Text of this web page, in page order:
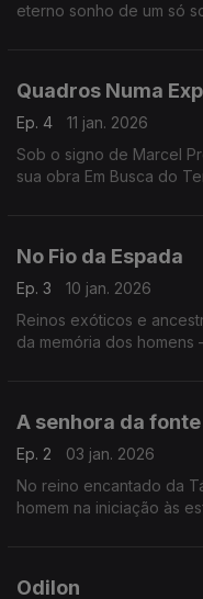
eterno sonho de um só
Quadros Numa
Ep. 4
11 jan. 2026
Sob o signo de Marcel
sua obra Em Busca do
No Fio da Espada
Ep. 3
10 jan. 2026
Reinos exóticos e
da memória dos homens
A senhora da fonte
Ep. 2
03 jan. 2026
No reino encantado da
homem na iniciação às esferas das forças primordiais e do seu
Odilon